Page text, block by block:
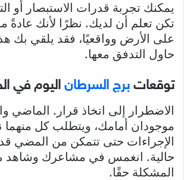
يمكنك تجربة قدرات الاستبصار أو
تكن تعلم أن لديك. نظرًا لأنك عادةً
على الأرض وواقعيًا، فقد يلقي بك
حاول التدفق معها.
توقعات برج السرطان اليوم في
الاضطرار إلى اتخاذ قرار. الماضي
موجودان أمامك، ويتطلب كل منهما
الإجراءات حتى تتمكن من المضي
حالية. انغمس في مشاعرك وشاهد
المشكلة حقًا.